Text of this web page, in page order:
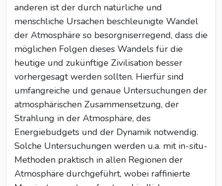
anderen ist der durch natürliche und
menschliche Ursachen beschleunigte Wandel
der Atmosphäre so besorgniserregend, dass die
möglichen Folgen dieses Wandels für die
heutige und zukünftige Zivilisation besser
vorhergesagt werden sollten. Hierfür sind
umfangreiche und genaue Untersuchungen der
atmosphärischen Zusammensetzung, der
Strahlung in der Atmosphäre, des
Energiebudgets und der Dynamik notwendig.
Solche Untersuchungen werden u.a. mit in-situ-
Methoden praktisch in allen Regionen der
Atmosphäre durchgeführt, wobei raffinierte